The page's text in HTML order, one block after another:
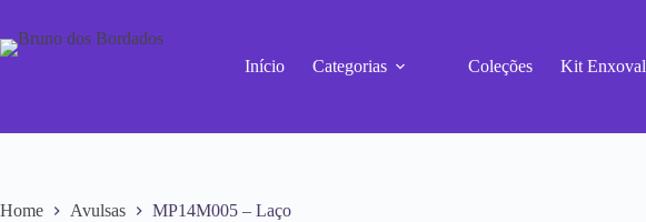
Início Categorias Coleções Kit Enxoval
Home Avulsas MP14M005 – Laço